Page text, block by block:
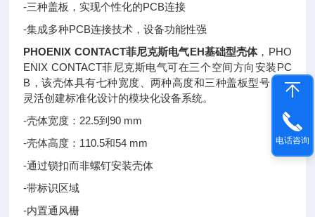
-三种盖板，实现个性化的PCB连接
-集成多种PCB连接技术，设备功能性强
PHOENIX CONTACT菲尼克斯电气EH基础型壳体，PHO
ENIX CONTACT菲尼克斯电气可在三个空间方向安装PC
B，该壳体具有七种宽度、两种高度和三种盖板型号，可
灵活创建标准化设计的模块化设备系统。
-壳体宽度：22.5到90 mm
-壳体高度：110.5和54 mm
-通过锁扣而非螺钉安装壳体
-带标识区域
-内置通风栅
电话咨询